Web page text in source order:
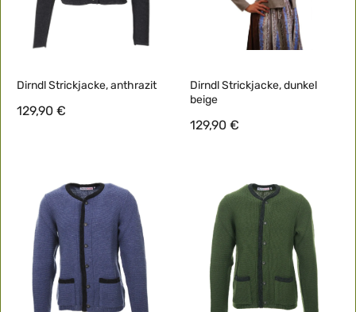
Dirndl Strickjacke, anthrazit
129,90 €
Dirndl Strickjacke, dunkel
beige
129,90 €